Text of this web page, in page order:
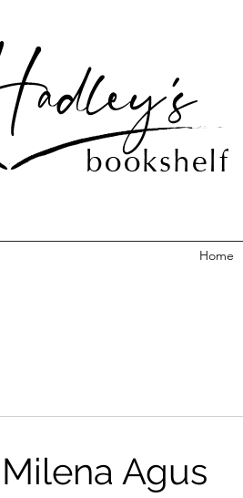
Home
Agus